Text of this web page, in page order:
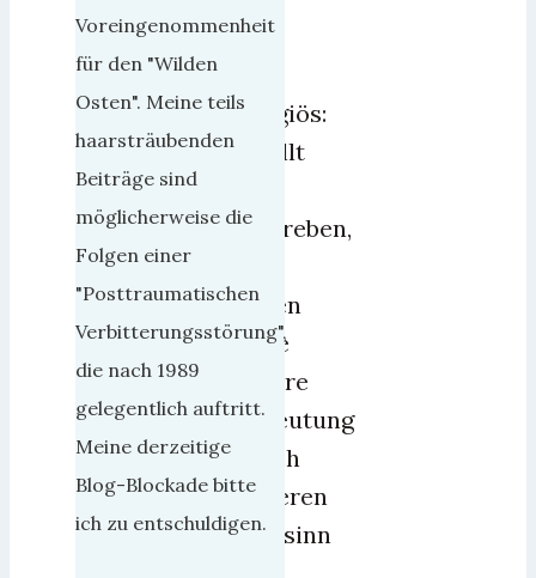
Religiös:
Erfüllt
Bestreben,
Leben
ohne
tiefere
Bedeutung
durch
höheren
Blödsinn
Voreingenommenheit
für den "Wilden
Osten". Meine teils
haarsträubenden
Beiträge sind
möglicherweise die
Folgen einer
"Posttraumatischen
Verbitterungsstörung",
die nach 1989
gelegentlich auftritt.
Meine derzeitige
Blog-Blockade bitte
ich zu entschuldigen.